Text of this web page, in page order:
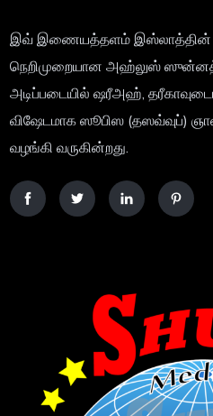
இவ் இணையத்தளம் இஸ்லாத்தின்
நெறிமுறையான அஹ்லுஸ்
அடிப்படையில் ஷரீஅஹ்,
விஷேடமாக ஸூபிஸ (தஸவ்வுப்)
வழங்கி வருகின்றது.